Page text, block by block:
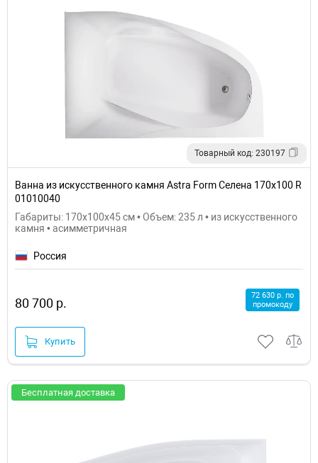
Товарный код: 230197
Ванна из искусственного камня Astra Form Селена 170х100 R
01010040
Габариты: 170x100x45 см • Объем: 235 л • из искусственного
камня • асимметричная
Россия
80 700 р.
72 630 р. по
промокоду
Купить
Бесплатная доставка